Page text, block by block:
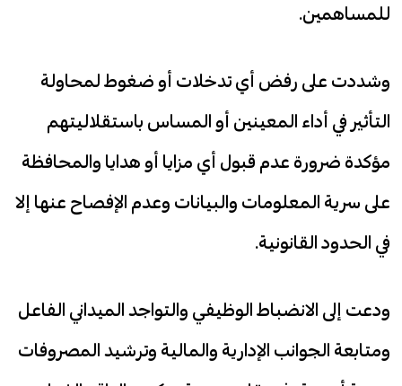
للمساهمين.
وشددت على رفض أي تدخلات أو ضغوط لمحاولة
التأثير في أداء المعينين أو المساس باستقلاليتهم
مؤكدة ضرورة عدم قبول أي مزايا أو هدايا والمحافظة
على سرية المعلومات والبيانات وعدم الإفصاح عنها إلا
في الحدود القانونية.
ودعت إلى الانضباط الوظيفي والتواجد الميداني الفاعل
ومتابعة الجوانب الإدارية والمالية وترشيد المصروفات